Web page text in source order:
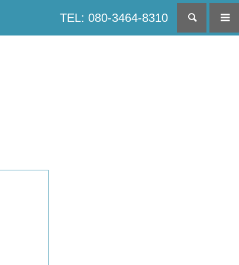
TEL: 080-3464-8310 検索